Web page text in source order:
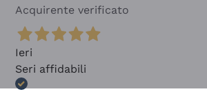
Acquirente verificato
Ieri
Seri affidabili